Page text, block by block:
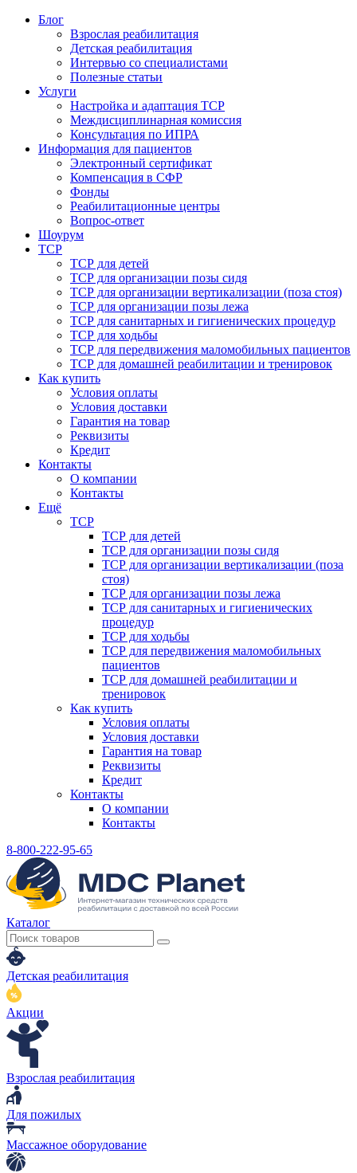
Блог
Взрослая реабилитация
Детская реабилитация
Интервью со специалистами
Полезные статьи
Услуги
Настройка и адаптация ТСР
Междисциплинарная комиссия
Консультация по ИПРА
Информация для пациентов
Электронный сертификат
Компенсация в СФР
Фонды
Реабилитационные центры
Вопрос-ответ
Шоурум
ТСР
ТСР для детей
ТСР для организации позы сидя
ТСР для организации вертикализации (поза стоя)
ТСР для организации позы лежа
ТСР для санитарных и гигиенических процедур
ТСР для ходьбы
ТСР для передвижения маломобильных пациентов
ТСР для домашней реабилитации и тренировок
Как купить
Условия оплаты
Условия доставки
Гарантия на товар
Реквизиты
Кредит
Контакты
О компании
Контакты
Ещё
ТСР
ТСР для детей
ТСР для организации позы сидя
ТСР для организации вертикализации (поза
стоя)
ТСР для организации позы лежа
ТСР для санитарных и гигиенических
процедур
ТСР для ходьбы
ТСР для передвижения маломобильных
пациентов
ТСР для домашней реабилитации и
тренировок
Как купить
Условия оплаты
Условия доставки
Гарантия на товар
Реквизиты
Кредит
Контакты
О компании
Контакты
8-800-222-95-65
Каталог
Детская реабилитация
Акции
Взрослая реабилитация
Для пожилых
Массажное оборудование